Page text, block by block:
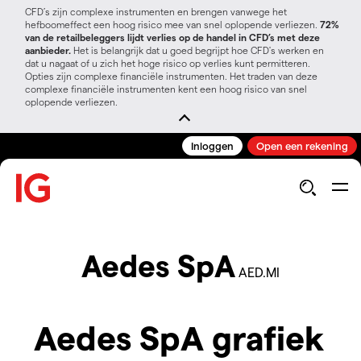
CFD’s zijn complexe instrumenten en brengen vanwege het
hefboomeffect een hoog risico mee van snel oplopende verliezen. 72%
van de retailbeleggers lijdt verlies op de handel in CFD’s met deze
aanbieder. Het is belangrijk dat u goed begrijpt hoe CFD's werken en
dat u nagaat of u zich het hoge risico op verlies kunt permitteren.
Opties zijn complexe financiële instrumenten. Het traden van deze
complexe financiële instrumenten kent een hoog risico van snel
oplopende verliezen.
Inloggen Open een rekening
Aedes SpA AED.MI
Aedes SpA grafiek